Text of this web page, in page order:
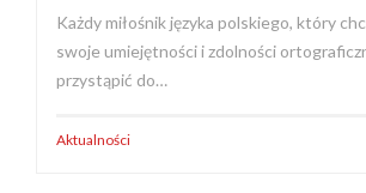
Każdy miłośnik języka polskiego, który
swoje umiejętności i zdolności
przystąpić do…
Aktualności